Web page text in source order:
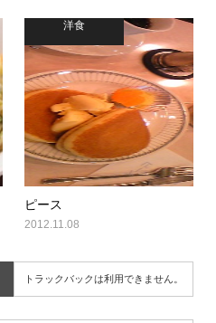
洋食
ピース
2012.11.08
トラックバックは利用できません。